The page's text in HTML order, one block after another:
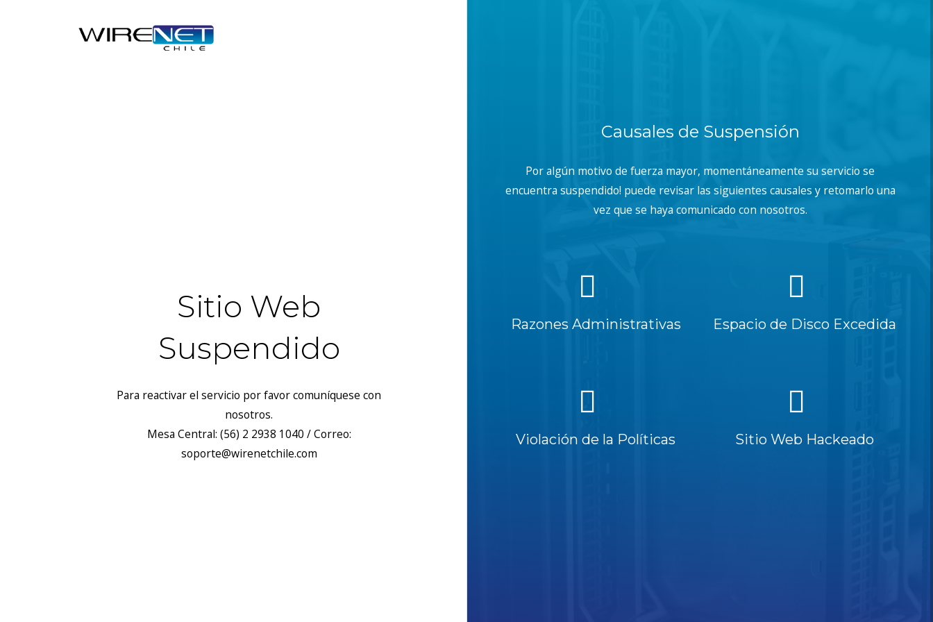
Sitio Web
Suspendido
Para reactivar el servicio por favor comuníquese con
nosotros.
Mesa Central: (56) 2 2938 1040 / Correo:
soporte@wirenetchile.com
Causales de Suspensión
Por algún motivo de fuerza mayor, momentáneamente su servicio se
encuentra suspendido! puede revisar las siguientes causales y retomarlo una
vez que se haya comunicado con nosotros.
Razones Administrativas Espacio de Disco Excedida
Violación de la Políticas Sitio Web Hackeado